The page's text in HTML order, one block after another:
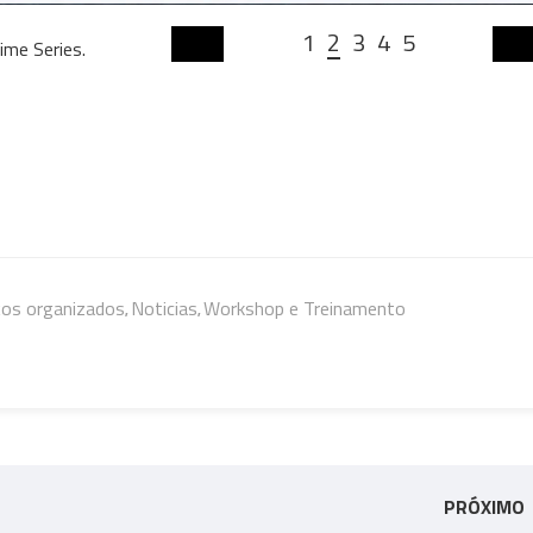
Series. 1 2 3 4 5
organizados, Noticias,Workshop e Treinamento
PRÓXIMO